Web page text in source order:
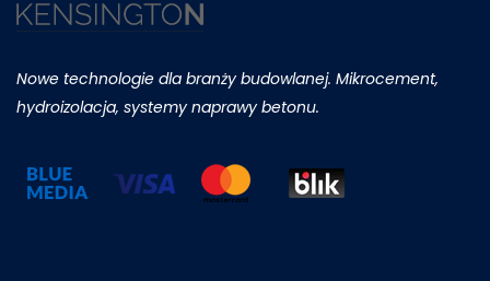
Nowe technologie dla branży budowlanej. Mikrocement,
hydroizolacja, systemy naprawy betonu.